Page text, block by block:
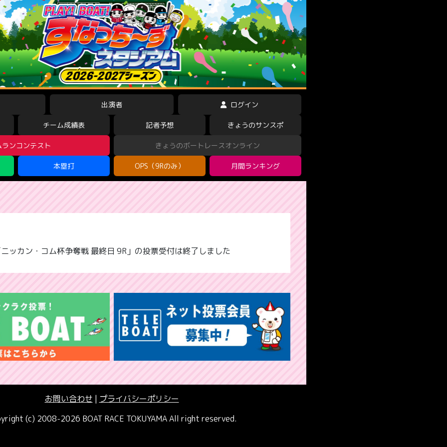
出演者 ログイン
チーム成績表 記者予想 きょうのサンスポ
ンコンテスト きょうのボートレースオンライン
本塁打 OPS（9Rのみ） 月間ランキング
ッカン・コム杯争奪戦 最終日 9R」の投票受付は終了しました
お問い合わせ | プライバシーポリシー
(c) 2008-2026 BOAT RACE TOKUYAMA All right reserved.